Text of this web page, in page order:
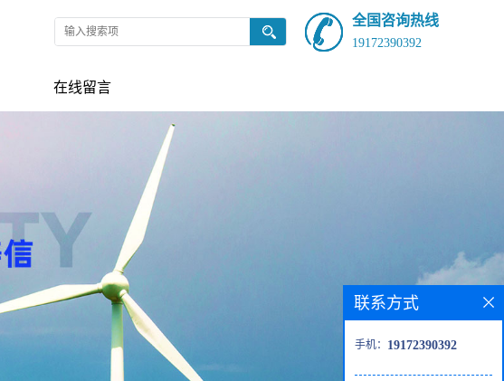
全国咨询热线
19172390392
在线留言
联系方式
手机： 19172390392